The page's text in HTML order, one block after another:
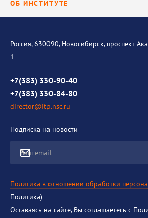
Исследования
ОБ ИНСТИТУТЕ
История института
Контакты
Противодействие коррупции
Россия, 630090, Новосибирск, проспект
1
+7(383) 330-90-40
+7(383) 330-84-80
director@itp.nsc.ru
Подписка на новости
Ваш email
Политика в отношении обработки
Политика)
Оставаясь на сайте, Вы соглашаетесь с